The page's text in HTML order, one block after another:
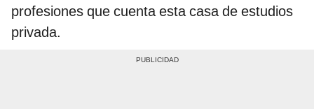
profesiones que cuenta esta casa de estudios
privada.